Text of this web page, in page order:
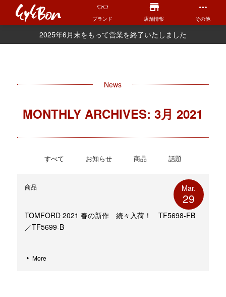
ブランド 店舗情報 その他
2025年6月末をもって営業を終了いたしました
News
MONTHLY ARCHIVES: 3月 2021
すべて お知らせ 商品 話題
商品
TOMFORD 2021 春の新作 続々入荷！ TF5698-FB
／TF5699-B
Mar.
29
More